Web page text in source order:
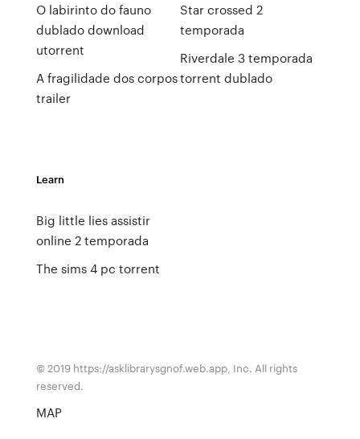
O labirinto do fauno
dublado download
utorrent
A fragilidade dos corpos
trailer
Star crossed 2
temporada
Riverdale 3 temporada
torrent dublado
Learn
Big little lies assistir
online 2 temporada
The sims 4 pc torrent
© 2019 https://asklibrarysgnof.web.app, Inc. All rights
reserved.
MAP